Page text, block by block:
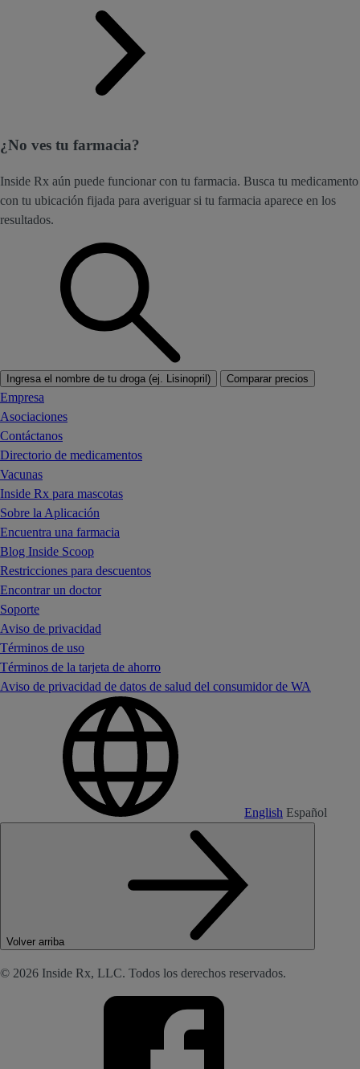
¿No ves tu farmacia?
Inside Rx aún puede funcionar con tu farmacia. Busca tu medicamento
con tu ubicación fijada para averiguar si tu farmacia aparece en los
resultados.
Ingresa el nombre de tu droga (ej. Lisinopril) Comparar precios
Empresa
Asociaciones
Contáctanos
Directorio de medicamentos
Vacunas
Inside Rx para mascotas
Sobre la Aplicación
Encuentra una farmacia
Blog Inside Scoop
Restricciones para descuentos
Encontrar un doctor
Soporte
Aviso de privacidad
Términos de uso
Términos de la tarjeta de ahorro
Aviso de privacidad de datos de salud del consumidor de WA
English Español
Volver arriba
© 2026 Inside Rx, LLC. Todos los derechos reservados.